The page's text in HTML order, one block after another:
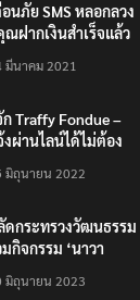
อนภัย SMS หลอกลวง
ณฝากเงินสำเร็จแล้ว
บาท”
มีนาคม 2021
ก Traffy Fondue –
งผ่านไลน์ได้ไม่ต้อง
ทย ไม่ใช่แค่ในกรุง
มิถุนายน 2022
ดกระทรวงวัฒนธรรม
กิจกรรม ‘นาวา
บาตรทางน้ำ
มิถุนายน 2023